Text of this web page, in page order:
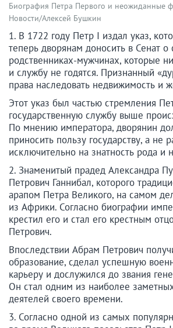
Биография Петра Первого и неожиданные
Новости/Алексей Бушкин
1. В 1722 году Петр I издал указ,
теперь дворянам доносить в Сенат о
родственниках-мужчинах, которые
и службу не годятся. Признанный
права наследовать недвижимость и
Этот указ был частью стремления
государственную службу выше
По мнению императора, дворянин
приносить пользу государству, а не
исключительно на знатность рода и
2. Знаменитый прадед Александра
Петрович Ганнибал, которого
арапом Петра Великого, на самом
из Африки. Согласно биографии
крестил его и стал его крестным
Петрович.
Впоследствии Абрам Петрович
образование, сделал успешную
карьеру и дослужился до звания
Он стал одним из наиболее
деятелей своего времени.
3. Согласно одной из самых